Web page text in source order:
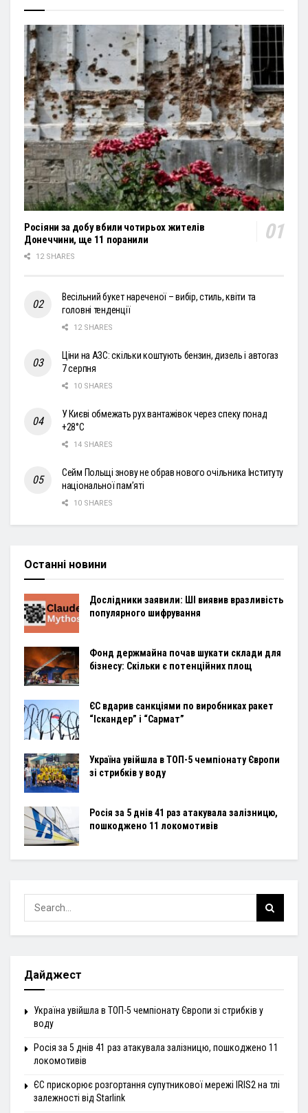
Росіяни за добу вбили чотирьох жителів
Донеччини, ще 11 поранили
12 SHARES
Весільний букет нареченої – вибір, стиль, квіти та
головні тенденції
12 SHARES
Ціни на АЗС: скільки коштують бензин, дизель і автогаз
7 серпня
10 SHARES
У Києві обмежать рух вантажівок через спеку понад
+28°С
14 SHARES
Сейм Польщі знову не обрав нового очільника Інституту
національної пам’яті
10 SHARES
Останні новини
Дослідники заявили: ШІ виявив вразливість
популярного шифрування
Фонд держмайна почав шукати склади для
бізнесу: Скільки є потенційних площ
ЄС вдарив санкціями по виробниках ракет
“Іскандер” і “Сармат”
Україна увійшла в ТОП-5 чемпіонату Європи
зі стрибків у воду
Росія за 5 днів 41 раз атакувала залізницю,
пошкоджено 11 локомотивів
Дайджест
Україна увійшла в ТОП-5 чемпіонату Європи зі стрибків у
воду
Росія за 5 днів 41 раз атакувала залізницю, пошкоджено 11
локомотивів
ЄС прискорює розгортання супутникової мережі IRIS2 на тлі
залежності від Starlink